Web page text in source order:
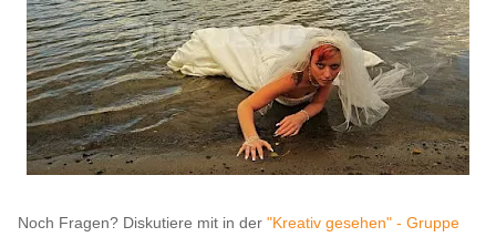
Noch Fragen? Diskutiere mit in der "Kreativ gesehen" - Gruppe